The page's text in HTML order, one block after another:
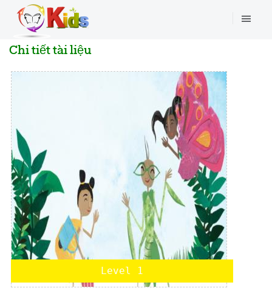
Chi tiết tài liệu
Level 1